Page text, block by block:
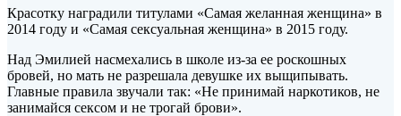
Красотку наградили титулами «Самая желанная женщина» в
2014 году и «Самая сексуальная женщина» в 2015 году.
Над Эмилией насмехались в школе из-за ее роскошных
бровей, но мать не разрешала девушке их выщипывать.
Главные правила звучали так: «Не принимай наркотиков, не
занимайся сексом и не трогай брови».